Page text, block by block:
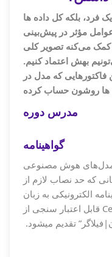
بلکه کل داده‌ ها
مؤثر در پیش‌بینی
می‌کنه تصویر کلی
بهش اعتماد کنیم.
که مدل در
ها روشون حساب کرده
مدرس دوره
گواهینامه
مدل‌های هوش مصنوعی
که حد نصاب لازم از
الکترونیکی به زبان
انگلیسی و با Certificate Number قابل اعتبار سنجی از
تقدیم میشود.